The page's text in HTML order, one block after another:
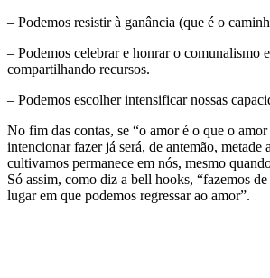
– Podemos resistir à ganância (que é o
– Podemos celebrar e honrar o comunalismo
compartilhando recursos.
– Podemos escolher intensificar nossas
No fim das contas, se “o amor é o que o
intencionar fazer já será, de antemão, metade
cultivamos permanece em nós, mesmo
Só assim, como diz a bell hooks, “fazemos
lugar em que podemos regressar ao amor”.